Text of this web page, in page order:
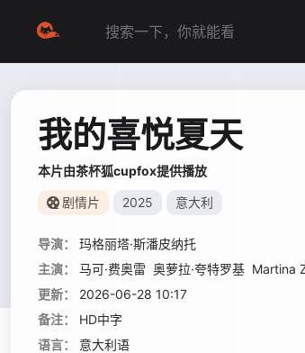
我的喜悦夏天
本片由茶杯狐cupfox提供播放
剧情片 2025 意大利
导演：
玛格丽塔·斯潘皮纳托
主演：
马可·费奥雷 奥萝拉·夸特罗基 Martina
更新：
2026-06-28 10:17
备注：
HD中字
语言：
意大利语